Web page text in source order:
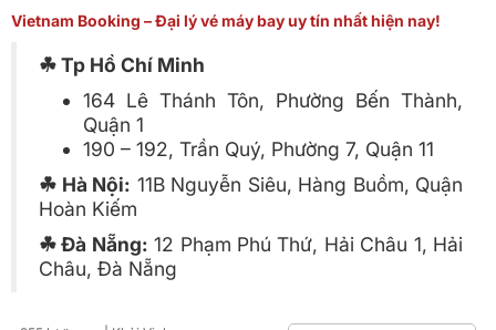
Vietnam Booking – Đại lý vé máy bay uy tín nhất hiện nay!
☘ Tp Hồ Chí Minh
164 Lê Thánh Tôn, Phường Bến Thành,
Quận 1
190 – 192, Trần Quý, Phường 7, Quận 11
☘ Hà Nội: 11B Nguyễn Siêu, Hàng Buồm, Quận
Hoàn Kiếm
☘ Đà Nẵng: 12 Phạm Phú Thứ, Hải Châu 1, Hải
Châu, Đà Nẵng